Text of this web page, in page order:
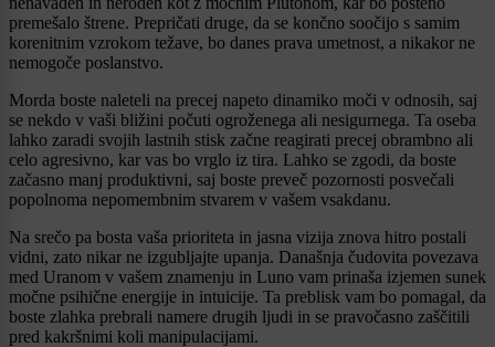
premešalo štrene. Prepričati druge, da se končno soočijo s samim
korenitnim vzrokom težave, bo danes prava umetnost, a nikakor ne
nemogoče poslanstvo.
Morda boste naleteli na precej napeto dinamiko moči v odnosih, saj
se nekdo v vaši bližini počuti ogroženega ali nesigurnega. Ta oseba
lahko zaradi svojih lastnih stisk začne reagirati precej obrambno ali
celo agresivno, kar vas bo vrglo iz tira. Lahko se zgodi, da boste
začasno manj produktivni, saj boste preveč pozornosti posvečali
popolnoma nepomembnim stvarem v vašem vsakdanu.
Na srečo pa bosta vaša prioriteta in jasna vizija znova hitro postali
vidni, zato nikar ne izgubljajte upanja. Današnja čudovita povezava
med Uranom v vašem znamenju in Luno vam prinaša izjemen sunek
močne psihične energije in intuicije. Ta preblisk vam bo pomagal, da
boste zlahka prebrali namere drugih ljudi in se pravočasno zaščitili
pred kakršnimi koli manipulacijami.